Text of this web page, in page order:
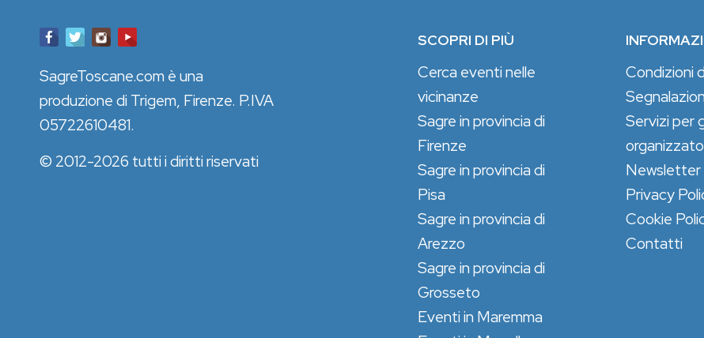
SCOPRI DI PIÙ
Cerca eventi nelle
vicinanze
Sagre in provincia di
Firenze
Sagre in provincia di
Pisa
Sagre in provincia di
Arezzo
Sagre in provincia di
Grosseto
Eventi in Maremma
Condizioni
Servizi per
Newsletter
Privacy
Cookie
Contatti
SagreToscane.com è una
produzione di Trigem, Firenze. P.IVA
05722610481.
© 2012-2026 tutti i diritti riservati